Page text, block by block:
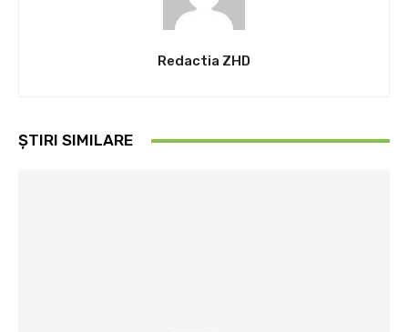
Redactia ZHD
ȘTIRI SIMILARE